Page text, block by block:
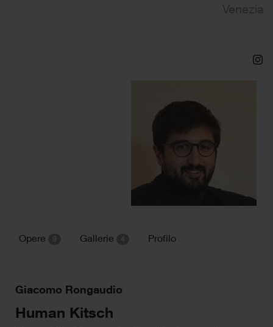
Opere Gallerie Profilo
Giacomo Rongaudio
Human Kitsch